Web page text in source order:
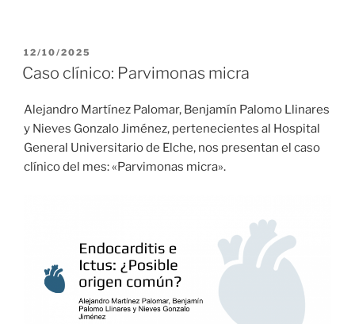
PUBLICADO
EL
12/10/2025
Caso clínico: Parvimonas micra
Alejandro Martínez Palomar, Benjamín Palomo Llinares
y Nieves Gonzalo Jiménez, pertenecientes al Hospital
General Universitario de Elche, nos presentan el caso
clínico del mes: «Parvimonas micra».